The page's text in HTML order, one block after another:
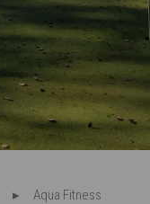
Aqua Fitness